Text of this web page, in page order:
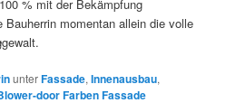
% mit der Bekämpfung
momentan allein die volle
gewalt.
unterFassade,Innenausbau,
door Farben Fassade